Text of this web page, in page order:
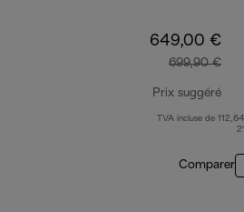
649,00 €
699,90 €
Prix suggéré
TVA incluse de
Comparer